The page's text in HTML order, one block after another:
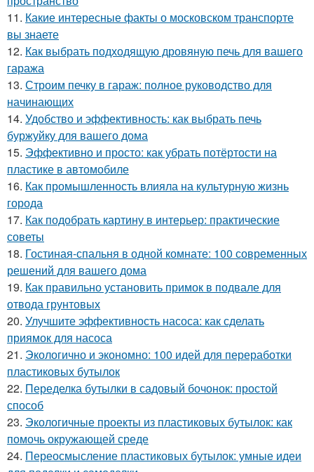
11. Какие интересные факты о московском транспорте
вы знаете
12. Как выбрать подходящую дровяную печь для вашего
гаража
13. Строим печку в гараж: полное руководство для
начинающих
14. Удобство и эффективность: как выбрать печь
буржуйку для вашего дома
15. Эффективно и просто: как убрать потёртости на
пластике в автомобиле
16. Как промышленность влияла на культурную жизнь
города
17. Как подобрать картину в интерьер: практические
советы
18. Гостиная-спальня в одной комнате: 100 современных
решений для вашего дома
19. Как правильно установить примок в подвале для
отвода грунтовых
20. Улучшите эффективность насоса: как сделать
приямок для насоса
21. Экологично и экономно: 100 идей для переработки
пластиковых бутылок
22. Переделка бутылки в садовый бочонок: простой
способ
23. Экологичные проекты из пластиковых бутылок: как
помочь окружающей среде
24. Переосмысление пластиковых бутылок: умные идеи